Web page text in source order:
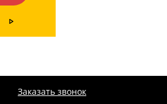
Заказать звонок